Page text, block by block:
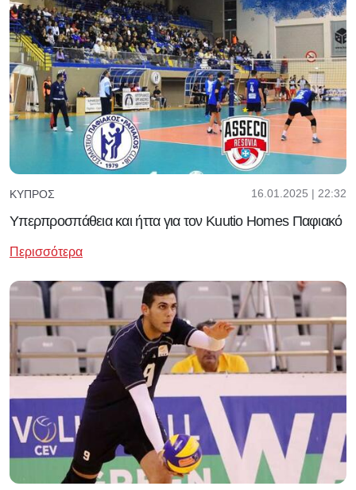
ΚΎΠΡΟΣ 16.01.2025 | 22:32
Υπερπροσπάθεια και ήττα για τον Kuutio Homes Παφιακό
Περισσότερα